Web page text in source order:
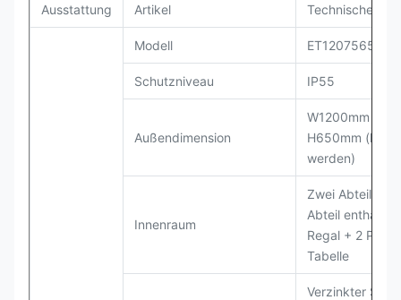
Ausstattung Artikel Technischer
Modell ET1207565-EQ
Schutzniveau IP55
Außendimension
W1200mm ×
H650mm
werden)
Innenraum
Zwei
Abteil enthält
Regal + 2
Tabelle
Verzinkter